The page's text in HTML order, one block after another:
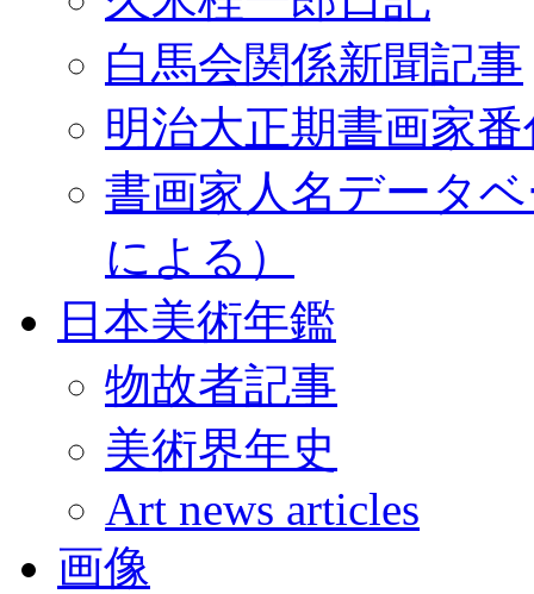
白馬会関係新聞記事
明治大正期書画家
書画家人名データ
による）
日本美術年鑑
物故者記事
美術界年史
Art news articles
画像